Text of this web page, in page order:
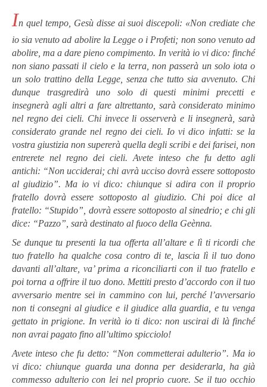
In quel tempo, Gesù disse ai suoi discepoli: «Non crediate che
io sia venuto ad abolire la Legge o i Profeti; non sono venuto ad
abolire, ma a dare pieno compimento. In verità io vi dico: finché
non siano passati il cielo e la terra, non passerà un solo iota o
un solo trattino della Legge, senza che tutto sia avvenuto. Chi
dunque trasgredirà uno solo di questi minimi precetti e
insegnerà agli altri a fare altrettanto, sarà considerato minimo
nel regno dei cieli. Chi invece li osserverà e li insegnerà, sarà
considerato grande nel regno dei cieli. Io vi dico infatti: se la
vostra giustizia non supererà quella degli scribi e dei farisei, non
entrerete nel regno dei cieli. Avete inteso che fu detto agli
antichi: “Non ucciderai; chi avrà ucciso dovrà essere sottoposto
al giudizio”. Ma io vi dico: chiunque si adira con il proprio
fratello dovrà essere sottoposto al giudizio. Chi poi dice al
fratello: “Stupido”, dovrà essere sottoposto al sinedrio; e chi gli
dice: “Pazzo”, sarà destinato al fuoco della Geènna.
Se dunque tu presenti la tua offerta all’altare e lì ti ricordi che
tuo fratello ha qualche cosa contro di te, lascia lì il tuo dono
davanti all’altare, va’ prima a riconciliarti con il tuo fratello e
poi torna a offrire il tuo dono. Mettiti presto d’accordo con il tuo
avversario mentre sei in cammino con lui, perché l’avversario
non ti consegni al giudice e il giudice alla guardia, e tu venga
gettato in prigione. In verità io ti dico: non uscirai di là finché
non avrai pagato fino all’ultimo spicciolo!
Avete inteso che fu detto: “Non commetterai adulterio”. Ma io
vi dico: chiunque guarda una donna per desiderarla, ha già
commesso adulterio con lei nel proprio cuore. Se il tuo occhio